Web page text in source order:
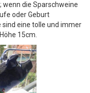
wenn die Sparschweine
oder Geburt
eine tolle und immer
15cm.